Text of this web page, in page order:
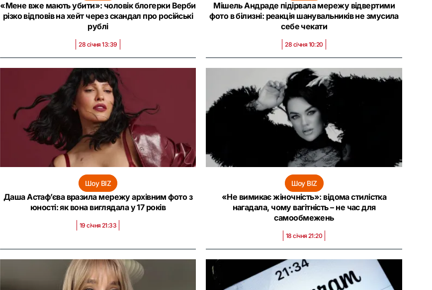
«Мене вже мають убити»: чоловік блогерки Верби
різко відповів на хейт через скандал про російські
рублі
28 січня 13:39
Мішель Андраде підірвала мережу відвертими
фото в білизні: реакція шанувальників не змусила
себе чекати
28 січня 10:20
Шоу BIZ
Даша Астаф’єва вразила мережу архівним фото з
юності: як вона виглядала у 17 років
19 січня 21:33
Шоу BIZ
«Не вимикає жіночність»: відома стилістка
нагадала, чому вагітність – не час для
самообмежень
18 січня 21:20